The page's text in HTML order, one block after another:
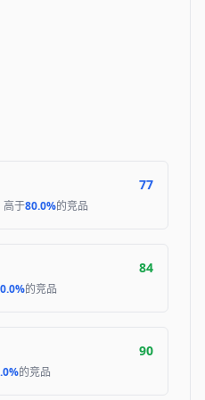
77
高于80.0%的竞品
84
的竞品
90
的竞品